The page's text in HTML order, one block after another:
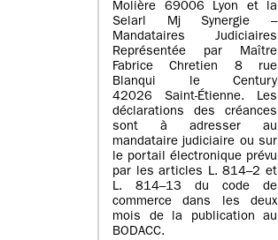
Molière 69006 Lyon et la
Selarl Mj Synergie –
Mandataires Judiciaires
Représentée par Maître
Fabrice Chretien 8 rue
Blanqui le Century
42026 Saint-Étienne. Les
déclarations des créances
sont à adresser au
mandataire judiciaire ou sur
le portail électronique prévu
par les articles L. 814–2 et
L. 814–13 du code de
commerce dans les deux
mois de la publication au
BODACC.